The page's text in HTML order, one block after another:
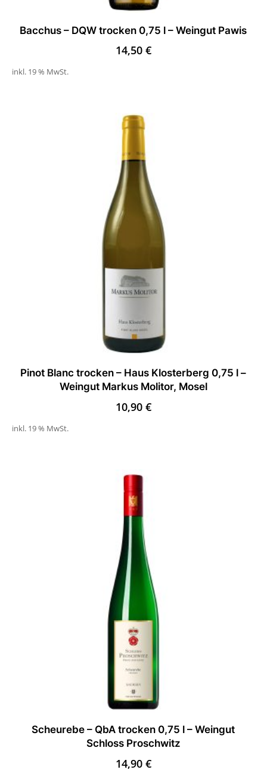
Bacchus – DQW trocken 0,75 l – Weingut Pawis
14,50 €
inkl. 19 % MwSt.
Pinot Blanc trocken – Haus Klosterberg 0,75 l –
Weingut Markus Molitor, Mosel
10,90 €
inkl. 19 % MwSt.
Scheurebe – QbA trocken 0,75 l – Weingut
Schloss Proschwitz
14,90 €